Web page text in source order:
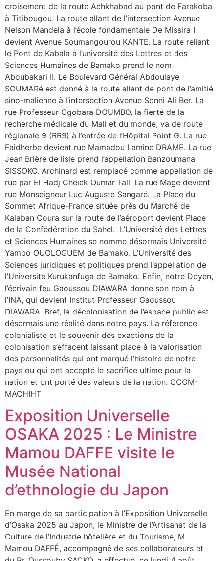
croisement de la route Achkhabad au pont de Farakoba
à Titibougou. La route allant de l’intersection Avenue
Nelson Mandela à l’école fondamentale De Missira I
devient Avenue Soumangourou KANTE. La route reliant
le Pont de Kabala à l’université des Lettres et des
Sciences Humaines de Bamako prend le nom
Aboubakari II. Le Boulevard Général Abdoulaye
SOUMARé est donné à la route allant de pont de l’amitié
sino-malienne à l’intersection Avenue Sonni Ali Ber. La
rue Professeur Ogobara DOUMBO, la fierté de la
recherche médicale du Mali et du monde, va de route
régionale 9 (RR9) à l’entrée de l’Hôpital Point G. La rue
Faidherbe devient rue Mamadou Lamine DRAME. La rue
Jean Brière de lisle prend l’appellation Banzoumana
SISSOKO. Archinard est remplacé comme appellation de
rue par El Hadj Cheick Oumar Tall. La rue Mage devient
rue Monseigneur Luc Auguste Sangaré. La Place du
Sommet Afrique-France située près du Marché de
Kalaban Coura sur la route de l’aéroport devient Place
de la Confédération du Sahel. L’Université des Lettres
et Sciences Humaines se nomme désormais Université
Yambo OUOLOGUEM de Bamako. L’Université des
Sciences juridiques et politiques prend l’appellation de
l’Université Kurukanfuga de Bamako. Enfin, notre Doyen,
l’écrivain feu Gaoussou DIAWARA donne son nom à
l’INA, qui devient Institut Professeur Gaoussou
DIAWARA. Bref, la décolonisation de l’espace public est
désormais une réalité dans notre pays. La référence
colonialiste et le souvenir des exactions de la
colonisation s’effacent laissant place à la valorisation
des personnalités qui ont marqué l’histoire de notre
pays ou qui ont accepté le sacrifice ultime pour la
nation et ont porté des valeurs de la nation. CCOM-
MACHIHT
Exposition Universelle
OSAKA 2025 : Le Ministre
Mamou DAFFE visite le
Musée National
d’ethnologie du Japon
En marge de sa participation à l’Exposition Universelle
d’Osaka 2025 au Japon, le Ministre de l’Artisanat de la
Culture de l’Industrie hôtelière et du Tourisme, M.
Mamou DAFFÉ, accompagné de ses collaborateurs et